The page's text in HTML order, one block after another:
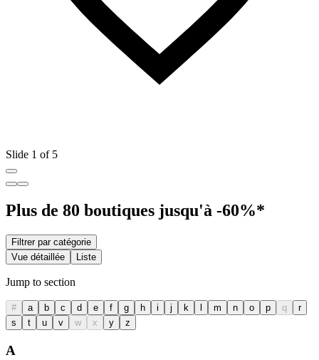
Slide 1 of 5
Plus de 80 boutiques jusqu'à -60%*
Filtrer par catégorie
Vue détaillée
Liste
Jump to section
# a b c d e f g h i j k l m n o p q
r
s
t u v w x y z
A